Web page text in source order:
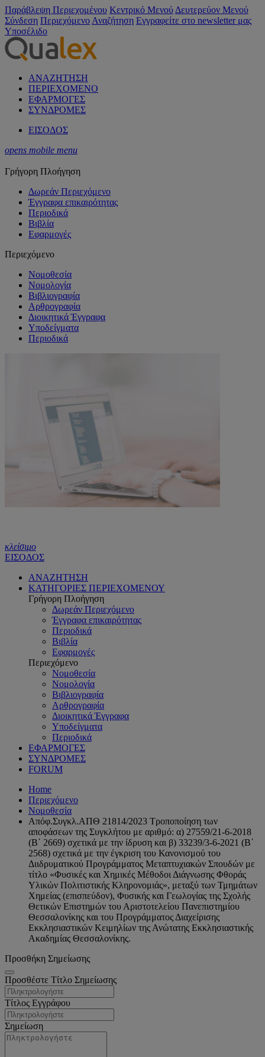
Παράβλεψη Περιεχομένου Κεντρικό Μενού Δευτερεύον Μενού
Σύνδεση Περιεχόμενο Αναζήτηση Εγγραφείτε στο newsletter μας
Υποσέλιδο
ΑΝΑΖΗΤΗΣΗ
ΠΕΡΙΕΧΟΜΕΝΟ
ΕΦΑΡΜΟΓΕΣ
ΣΥΝΔΡΟΜΕΣ
ΕΙΣΟΔΟΣ
opens mobile menu
Γρήγορη Πλοήγηση
Δωρεάν Περιεχόμενο
Έγγραφα επικαιρότητας
Περιοδικά
Βιβλία
Εφαρμογές
Περιεχόμενο
Νομοθεσία
Νομολογία
Βιβλιογραφία
Αρθρογραφία
Διοικητικά Έγγραφα
Υποδείγματα
Περιοδικά
κλείσιμο
ΕΙΣΟΔΟΣ
ΑΝΑΖΗΤΗΣΗ
ΚΑΤΗΓΟΡΙΕΣ ΠΕΡΙΕΧΟΜΕΝΟΥ
Γρήγορη Πλοήγηση
Δωρεάν Περιεχόμενο
Έγγραφα επικαιρότητας
Περιοδικά
Βιβλία
Εφαρμογές
Περιεχόμενο
Νομοθεσία
Νομολογία
Βιβλιογραφία
Αρθρογραφία
Διοικητικά Έγγραφα
Υποδείγματα
Περιοδικά
ΕΦΑΡΜΟΓΕΣ
ΣΥΝΔΡΟΜΕΣ
FORUM
Home
Περιεχόμενο
Νομοθεσία
Απόφ.Συγκλ.ΑΠΘ 21814/2023 Τροποποίηση των
αποφάσεων της Συγκλήτου με αριθμό: α) 27559/21-6-2018
(Β΄ 2669) σχετικά με την ίδρυση και β) 33239/3-6-2021 (Β΄
2568) σχετικά με την έγκριση του Κανονισμού του
Διιδρυματικού Προγράμματος Μεταπτυχιακών Σπουδών με
τίτλο «Φυσικές και Χημικές Μέθοδοι Διάγνωσης Φθοράς
Υλικών Πολιτιστικής Κληρονομιάς», μεταξύ των Τμημάτων
Χημείας (επισπεύδον), Φυσικής και Γεωλογίας της Σχολής
Θετικών Επιστημών του Αριστοτελείου Πανεπιστημίου
Θεσσαλονίκης και του Προγράμματος Διαχείρισης
Εκκλησιαστικών Κειμηλίων της Ανώτατης Εκκλησιαστικής
Ακαδημίας Θεσσαλονίκης.
Προσθήκη Σημείωσης
Προσθέστε Τίτλο Σημείωσης
Τίτλος Εγγράφου
Σημείωση